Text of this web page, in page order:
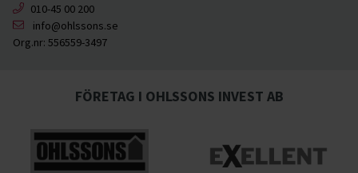
010-45 00 200
info@ohlssons.se
Org.nr: 556559-3497
FÖRETAG I OHLSSONS INVEST AB